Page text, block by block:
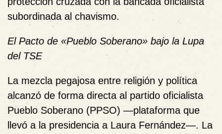
subordinada al chavismo.
El Pacto de «Pueblo Soberano» bajo la Lupa
del TSE
La mezcla pegajosa entre religión y política
alcanzó de forma directa al partido oficialista
Pueblo Soberano (PPSO) —plataforma que
llevó a la presidencia a Laura Fernández—. La